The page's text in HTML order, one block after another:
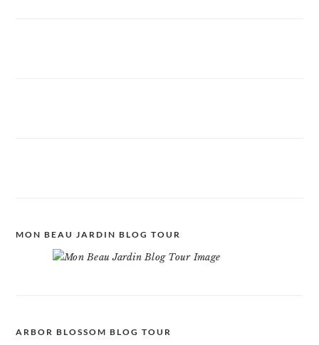
MON BEAU JARDIN BLOG TOUR
ARBOR BLOSSOM BLOG TOUR